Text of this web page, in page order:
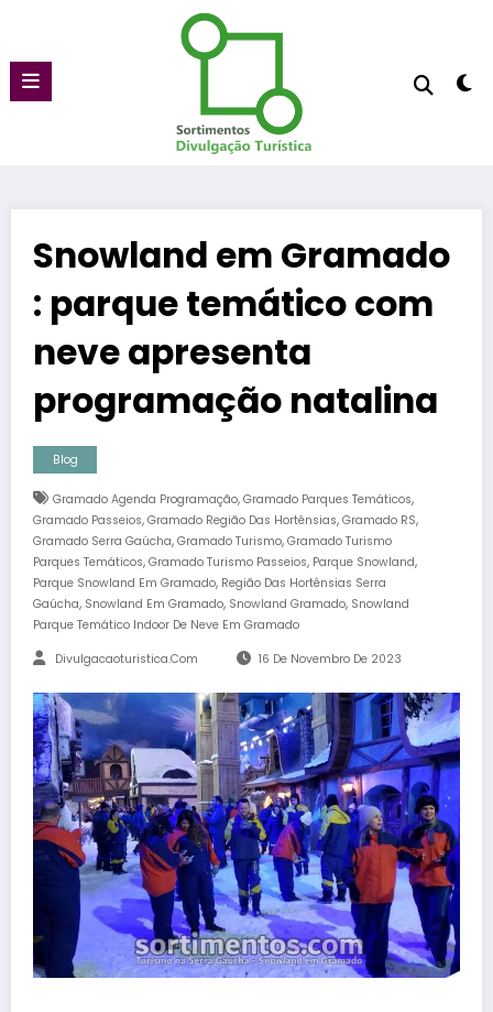
conteúdo
Snowland em Gramado
: parque temático com
neve apresenta
programação natalina
Blog
Gramado Agenda Programação, Gramado Parques Temáticos,
Gramado Passeios, Gramado Região Das Hortênsias, Gramado RS,
Gramado Serra Gaúcha, Gramado Turismo, Gramado Turismo
Parques Temáticos, Gramado Turismo Passeios, Parque Snowland,
Parque Snowland Em Gramado, Região Das Hortênsias Serra
Gaúcha, Snowland Em Gramado, Snowland Gramado, Snowland
Parque Temático Indoor De Neve Em Gramado
Divulgacaoturistica.com 16 De Novembro De 2023